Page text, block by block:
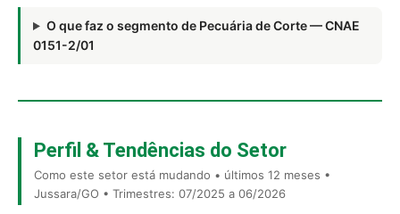
O que faz o segmento de Pecuária de Corte — CNAE
0151-2/01
Perfil & Tendências do Setor
Como este setor está mudando • últimos 12 meses •
Jussara/GO • Trimestres: 07/2025 a 06/2026